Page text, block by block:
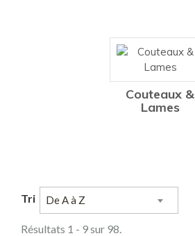
Couteaux &
Lames
Tri De A à Z
Résultats 1 - 9 sur 98.